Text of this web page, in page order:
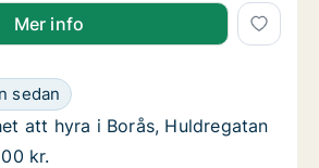
Mer info
att hyra i Borås, Huldregatan
sedan
i Borås, Huldregatan
att hyra i Borås, Huldregatan
att hyra i Borås, Huldregatan
att hyra i Borås, Huldregatan
kr.